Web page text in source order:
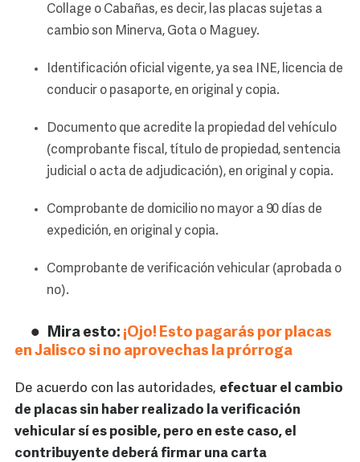
Collage o Cabañas, es decir, las placas sujetas a
cambio son Minerva, Gota o Maguey.
Identificación oficial vigente, ya sea INE, licencia de
conducir o pasaporte, en original y copia.
Documento que acredite la propiedad del vehículo
(comprobante fiscal, título de propiedad, sentencia
judicial o acta de adjudicación), en original y copia.
Comprobante de domicilio no mayor a 90 días de
expedición, en original y copia.
Comprobante de verificación vehicular (aprobada o
no).
Mira esto: ¡Ojo! Esto pagarás por placas
en Jalisco si no aprovechas la prórroga
De acuerdo con las autoridades, efectuar el cambio
de placas sin haber realizado la verificación
vehicular sí es posible, pero en este caso, el
contribuyente deberá firmar una carta